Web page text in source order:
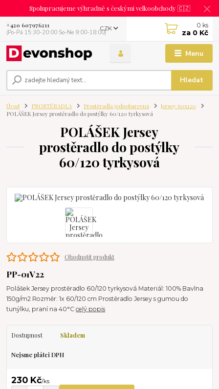
Spolupracujeme výhradně s českými velkoobchody 🇨🇿
Menu
CZK
Hledat
+420 607976211
(Po-Pá 15:30-20:00 So-Ne 9:00-18:00)
0 ks
za 0 Kč
Úvod PROSTĚRADLA Prostěradla jednobarevná
Jersey 60x120
POLÁŠEK Jersey prostěradlo do postýlky 60/120 tyrkysová
POLÁŠEK Jersey
prostěradlo do postýlky
60/120 tyrkysová
Ohodnotit produkt
PP-01V22
Polášek Jersey prostěradlo 60/120 tyrkysová Materiál: 100% Bavlna
150g/m2 Rozměr: 1x 60/120 cm Prostěradlo Jersey s gumou do
tunýlku, praní na 40°Ccelý popis
Dostupnost Skladem
Nejsme plátci DPH
230 Kč/ks